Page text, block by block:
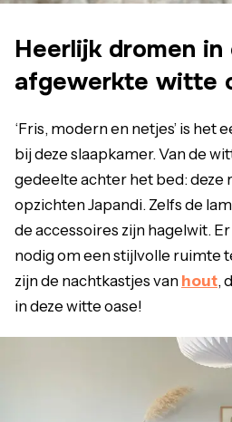
Heerlijk dromen
afgewerkte witte
‘Fris, modern en netjes’ is het
bij deze slaapkamer. Van de
gedeelte achter het bed: deze
opzichten Japandi. Zelfs de
de accessoires zijn hagelwit.
nodig om een stijlvolle ruimte
zijn de nachtkastjes van hout,
in deze witte oase!